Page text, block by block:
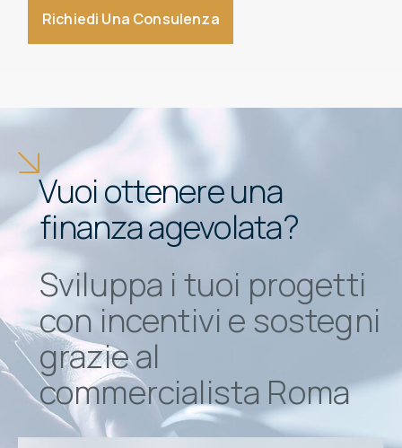
Richiedi Una Consulenza
⁨Vuoi ottenere una
finanza agevolata?
Sviluppa i tuoi progetti
con incentivi e sostegni
grazie al
commercialista Roma